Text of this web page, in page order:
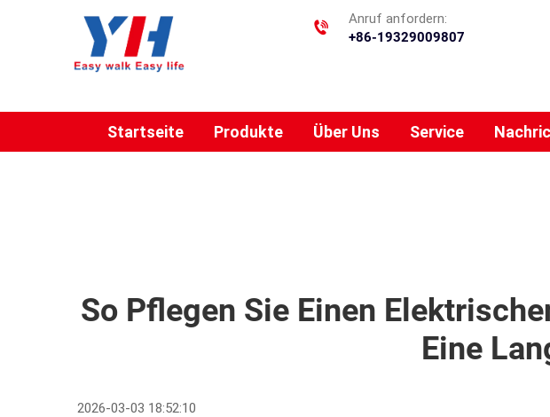
Anruf anfordern:
+86-19329009807
Startseite Produkte Über Uns Service
So Pflegen Sie Einen
Eine
2026-03-03 18:52:10